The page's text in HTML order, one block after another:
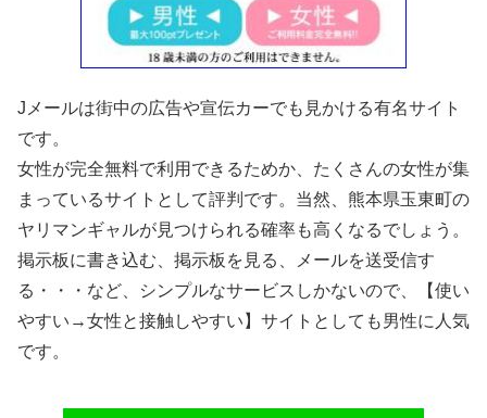
Jメールは街中の広告や宣伝カーでも見かける有名サイト
です。
女性が完全無料で利用できるためか、たくさんの女性が集
まっているサイトとして評判です。当然、熊本県玉東町の
ヤリマンギャルが見つけられる確率も高くなるでしょう。
掲示板に書き込む、掲示板を見る、メールを送受信す
る・・・など、シンプルなサービスしかないので、【使い
やすい→女性と接触しやすい】サイトとしても男性に人気
です。